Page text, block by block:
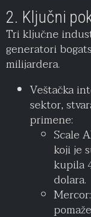
2. Ključni
Tri ključne
generatori
milijardera.
Veštačka
sektor,
primene:
Scale
koji je
kupila
dolara.